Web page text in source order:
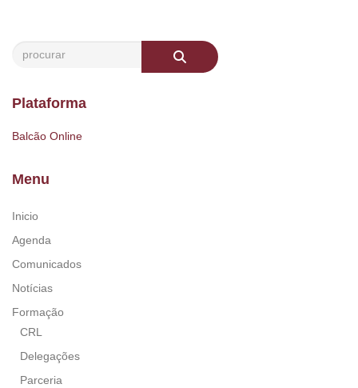
Plataforma
Balcão Online
Menu
Inicio
Agenda
Comunicados
Notícias
Formação
CRL
Delegações
Parceria